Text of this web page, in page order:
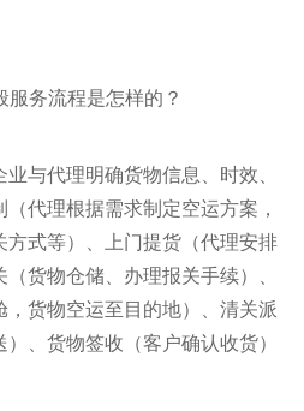
服务流程是怎样的？
与代理明确货物信息、时效、
代理根据需求制定空运方案，
式等）、上门提货（代理安排
货物仓储、办理报关手续）、
货物空运至目的地）、清关派
、货物签收（客户确认收货）